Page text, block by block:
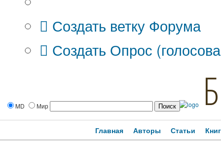
Создать ветку Форума
Создать Опрос
MD Мир
Главная Авторы Статьи